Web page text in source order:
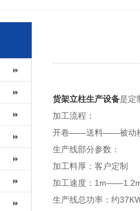
货架立柱生产设备是定
加工流程：
开卷——送料——被动
生产线部分参数：
加工料厚：客户定制
加工速度：
生产线总功率：约